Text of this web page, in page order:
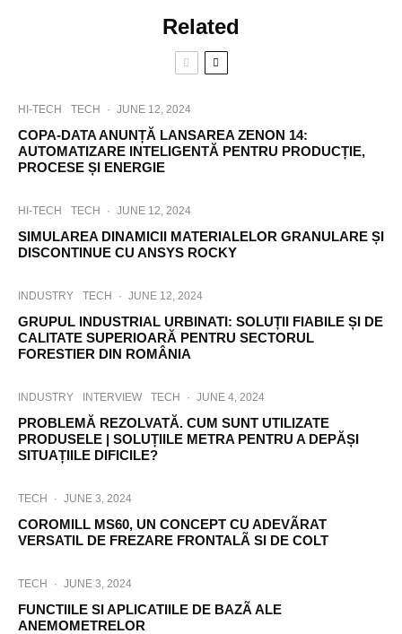
Related
HI-TECH TECH · JUNE 12, 2024
COPA-DATA ANUNȚĂ LANSAREA ZENON 14:
AUTOMATIZARE INTELIGENTĂ PENTRU PRODUCȚIE,
PROCESE ȘI ENERGIE
HI-TECH TECH · JUNE 12, 2024
SIMULAREA DINAMICII MATERIALELOR GRANULARE ȘI
DISCONTINUE CU ANSYS ROCKY
INDUSTRY TECH · JUNE 12, 2024
GRUPUL INDUSTRIAL URBINATI: SOLUȚII FIABILE ȘI DE
CALITATE SUPERIOARĂ PENTRU SECTORUL
FORESTIER DIN ROMÂNIA
INDUSTRY INTERVIEW TECH · JUNE 4, 2024
PROBLEMĂ REZOLVATĂ. CUM SUNT UTILIZATE
PRODUSELE | SOLUȚIILE METRA PENTRU A DEPĂȘI
SITUAȚIILE DIFICILE?
TECH · JUNE 3, 2024
COROMILL MS60, UN CONCEPT CU ADEVÃRAT
VERSATIL DE FREZARE FRONTALÃ SI DE COLT
TECH · JUNE 3, 2024
FUNCTIILE SI APLICATIILE DE BAZÃ ALE
ANEMOMETRELOR